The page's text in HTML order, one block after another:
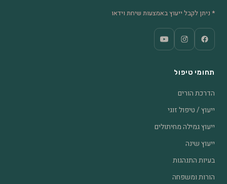
* ניתן לקבל ייעוץ באמצעות שיחת וידאו
תחומי טיפול
הדרכת הורים
ייעוץ / טיפול זוגי
ייעוץ גמילה מחיתולים
ייעוץ שינה
בעיות התנהגות
הורות ומשפחה